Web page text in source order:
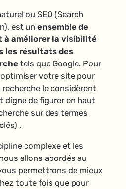
ou SEO (Search
est un ensemble de
à améliorer la visibilité
les résultats des
tels que Google. Pour
votre site pour
le considèrent
digne de figurer en haut
sur des termes
.
complexe et les
allons abordés au
permettrons de mieux
toute fois que pour